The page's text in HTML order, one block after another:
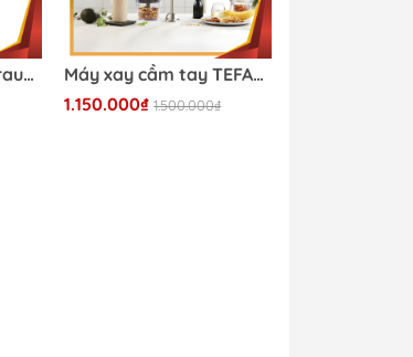
Máy xay cầm tay Braun MQ 7045X
Máy xay cầm tay TEFAL HB943838 1000W màu đen
1.150.000₫ 1.500.000₫